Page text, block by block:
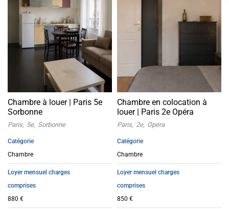
Chambre à louer | Paris 5e
Sorbonne
Paris 5e Sorbonne
Catégorie
Chambre
Loyer mensuel charges
comprises
880 €
Chambre en colocation à
louer | Paris 2e Opéra
Paris 2e Opéra
Catégorie
Chambre
Loyer mensuel charges
comprises
850 €